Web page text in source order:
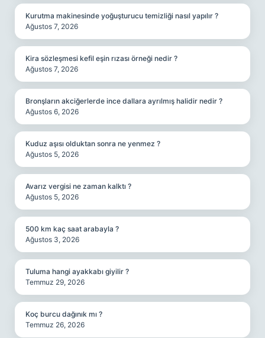
Kurutma makinesinde yoğuşturucu temizliği nasıl yapılır ?
Ağustos 7, 2026
Kira sözleşmesi kefil eşin rızası örneği nedir ?
Ağustos 7, 2026
Bronşların akciğerlerde ince dallara ayrılmış halidir nedir ?
Ağustos 6, 2026
Kuduz aşısı olduktan sonra ne yenmez ?
Ağustos 5, 2026
Avarız vergisi ne zaman kalktı ?
Ağustos 5, 2026
500 km kaç saat arabayla ?
Ağustos 3, 2026
Tuluma hangi ayakkabı giyilir ?
Temmuz 29, 2026
Koç burcu dağınık mı ?
Temmuz 26, 2026